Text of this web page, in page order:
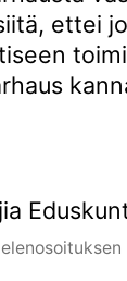
ettei